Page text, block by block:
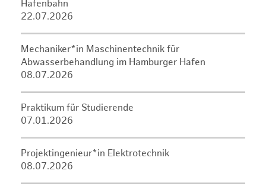
Hafenbahn
22.07.2026
Mechaniker*in Maschinentechnik für
Abwasserbehandlung im Hamburger Hafen
08.07.2026
Praktikum für Studierende
07.01.2026
Projektingenieur*in Elektrotechnik
08.07.2026